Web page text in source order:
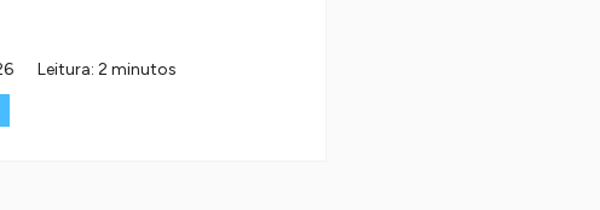
Leitura: 2 minutos